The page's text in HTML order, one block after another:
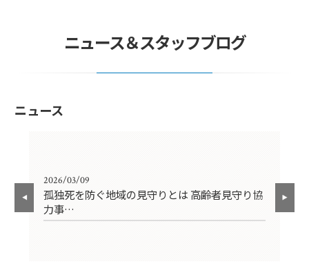
ニュース＆スタッフブログ
ニュース
2026/03/09
孤独死を防ぐ地域の見守りとは 高齢者見守り協
力事…